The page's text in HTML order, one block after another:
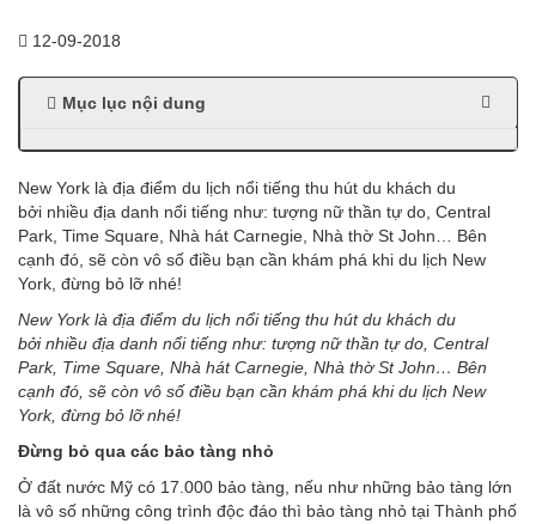
12-09-2018
Mục lục nội dung
New York là địa điểm du lịch nổi tiếng thu hút du khách du
bởi nhiều địa danh nổi tiếng như: tượng nữ thần tự do, Central
Park, Time Square, Nhà hát Carnegie, Nhà thờ St John… Bên
cạnh đó, sẽ còn vô số điều bạn cần khám phá khi du lịch New
York, đừng bỏ lỡ nhé!
New York là địa điểm du lịch nổi tiếng thu hút du khách du
bởi nhiều địa danh nổi tiếng như: tượng nữ thần tự do, Central
Park, Time Square, Nhà hát Carnegie, Nhà thờ St John… Bên
cạnh đó, sẽ còn vô số điều bạn cần khám phá khi du lịch New
York, đừng bỏ lỡ nhé!
Đừng bỏ qua các bảo tàng nhỏ
Ở đất nước Mỹ có 17.000 bảo tàng, nếu như những bảo tàng lớn
là vô số những công trình độc đáo thì bảo tàng nhỏ tại Thành phố